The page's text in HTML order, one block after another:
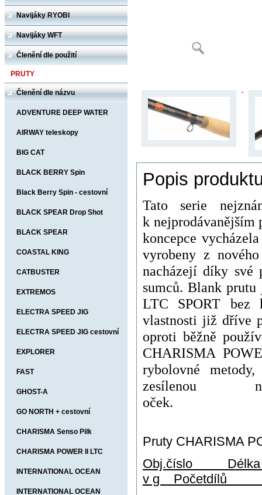
Navijáky RYOBI
Navijáky WFT
Členění dle použití
PRUTY
Členění dle názvu
ADVENTURE DEEP WATER
AIRWAY teleskopy
BIG CAT
BLACK BERRY Spin
Black Berry Spin - cestovní
BLACK SPEAR Drop Shot
BLACK SPEAR
COASTAL KING
CATBUSTER
EXTREMOS
ELECTRA SPEED JIG
ELECTRA SPEED JIG cestovní
EXPLORER
FAST
GHOST-A
GO NORTH + cestovní
CHARISMA Senso Pilk
CHARISMA POWER II LTC
INTERNATIONAL OCEAN
FIGHTER
INTERNATIONAL OCEAN
Popis
Tato serie
k nejprodávanějším
koncepce
vyrobeny z
nacházejí díky své
sumců. Blank
LTC SPORT bez
vlastnosti již dříve
oproti běžně
CHARISMA
rybolovné
zesílenou
Pruty CHARISMA
Obj.číslo Délka v
v g